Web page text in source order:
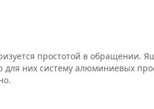
простотой в обращении.
для них систему алюминиевых